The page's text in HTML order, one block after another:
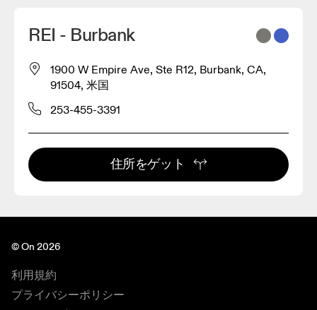
REI - Burbank
1900 W Empire Ave, Ste R12, Burbank, CA,
91504, 米国
253-455-3391
住所をゲット
© On 2026
利用規約
プライバシーポリシー